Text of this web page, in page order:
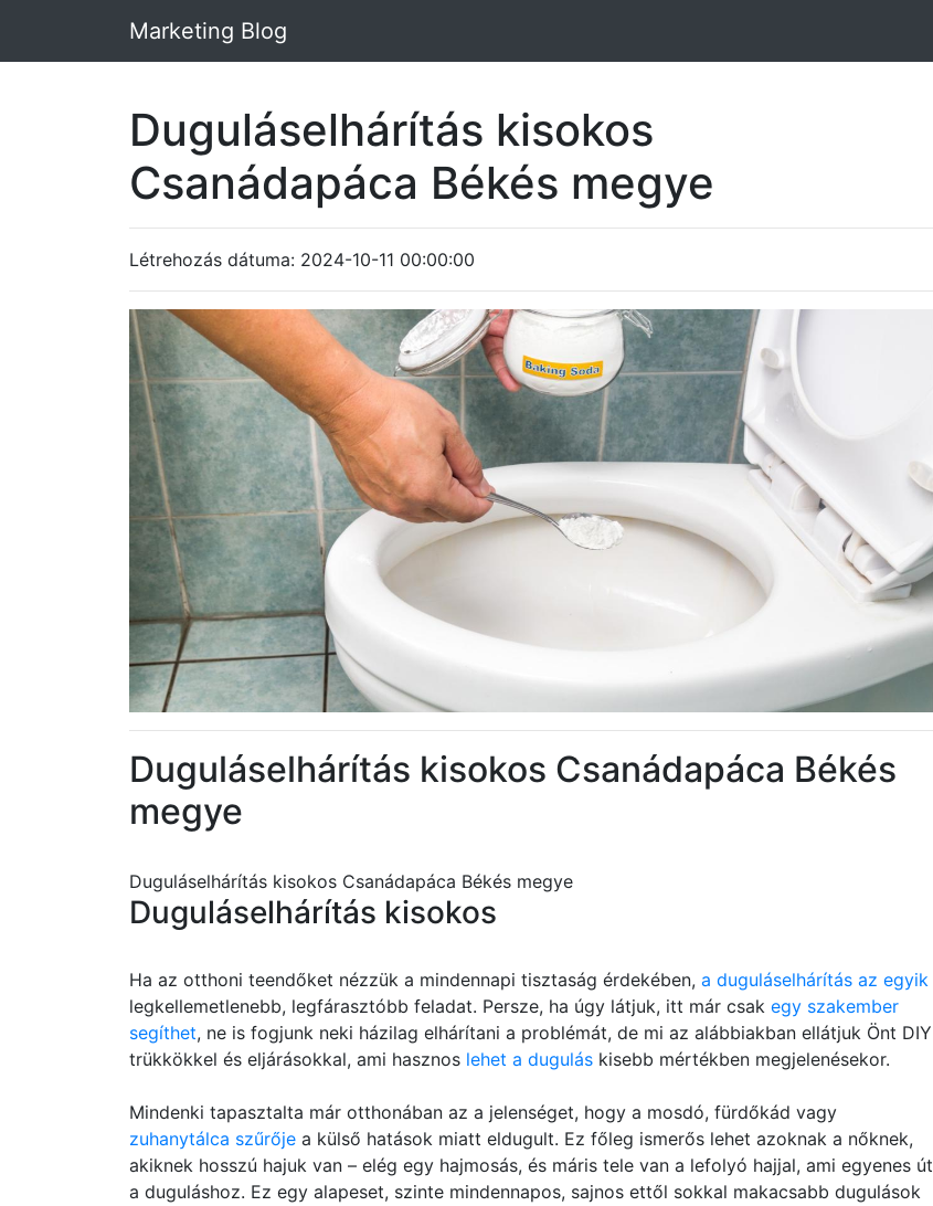
Marketing Blog
Duguláselhárítás kisokos
Csanádapáca Békés megye
Létrehozás dátuma: 2024-10-11 00:00:00
Duguláselhárítás kisokos Csanádapáca Békés
megye
Duguláselhárítás kisokos Csanádapáca Békés megye
Duguláselhárítás kisokos
Ha az otthoni teendőket nézzük a mindennapi tisztaság érdekében, a duguláselhárítás az egyik
legkellemetlenebb, legfárasztóbb feladat. Persze, ha úgy látjuk, itt már csak egy szakember
segíthet, ne is fogjunk neki házilag elhárítani a problémát, de mi az alábbiakban ellátjuk Önt DIY
trükkökkel és eljárásokkal, ami hasznos lehet a dugulás kisebb mértékben megjelenésekor.
Mindenki tapasztalta már otthonában az a jelenséget, hogy a mosdó, fürdőkád vagy
zuhanytálca szűrője a külső hatások miatt eldugult. Ez főleg ismerős lehet azoknak a nőknek,
akiknek hosszú hajuk van – elég egy hajmosás, és máris tele van a lefolyó hajjal, ami egyenes út
a duguláshoz. Ez egy alapeset, szinte mindennapos, sajnos ettől sokkal makacsabb dugulások